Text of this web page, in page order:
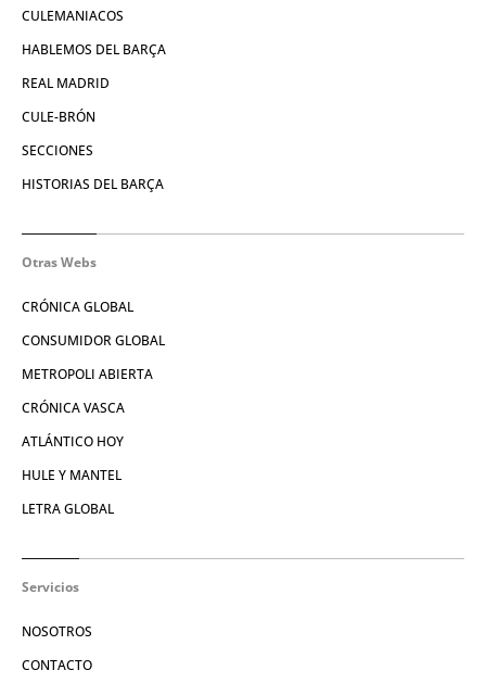
CULEMANIACOS
HABLEMOS DEL BARÇA
REAL MADRID
CULE-BRÓN
SECCIONES
HISTORIAS DEL BARÇA
Otras Webs
CRÓNICA GLOBAL
CONSUMIDOR GLOBAL
METROPOLI ABIERTA
CRÓNICA VASCA
ATLÁNTICO HOY
HULE Y MANTEL
LETRA GLOBAL
Servicios
NOSOTROS
CONTACTO